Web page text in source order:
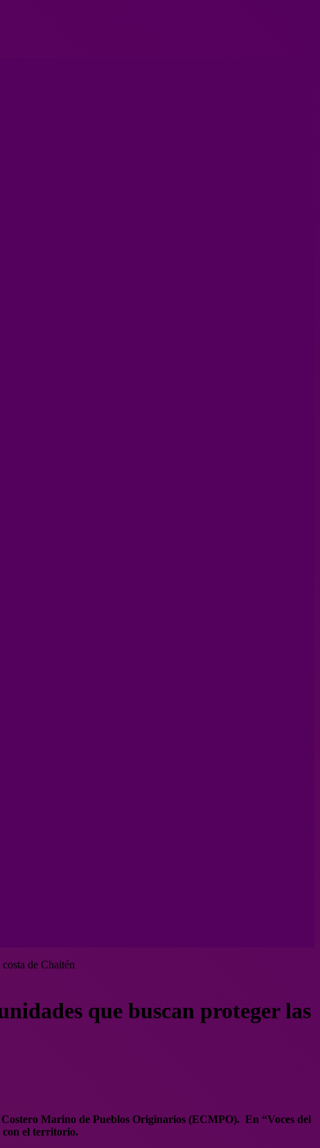
de Chaitén
que buscan proteger las
Marino de Pueblos Originarios (ECMPO). En “Voces del
con el territorio.